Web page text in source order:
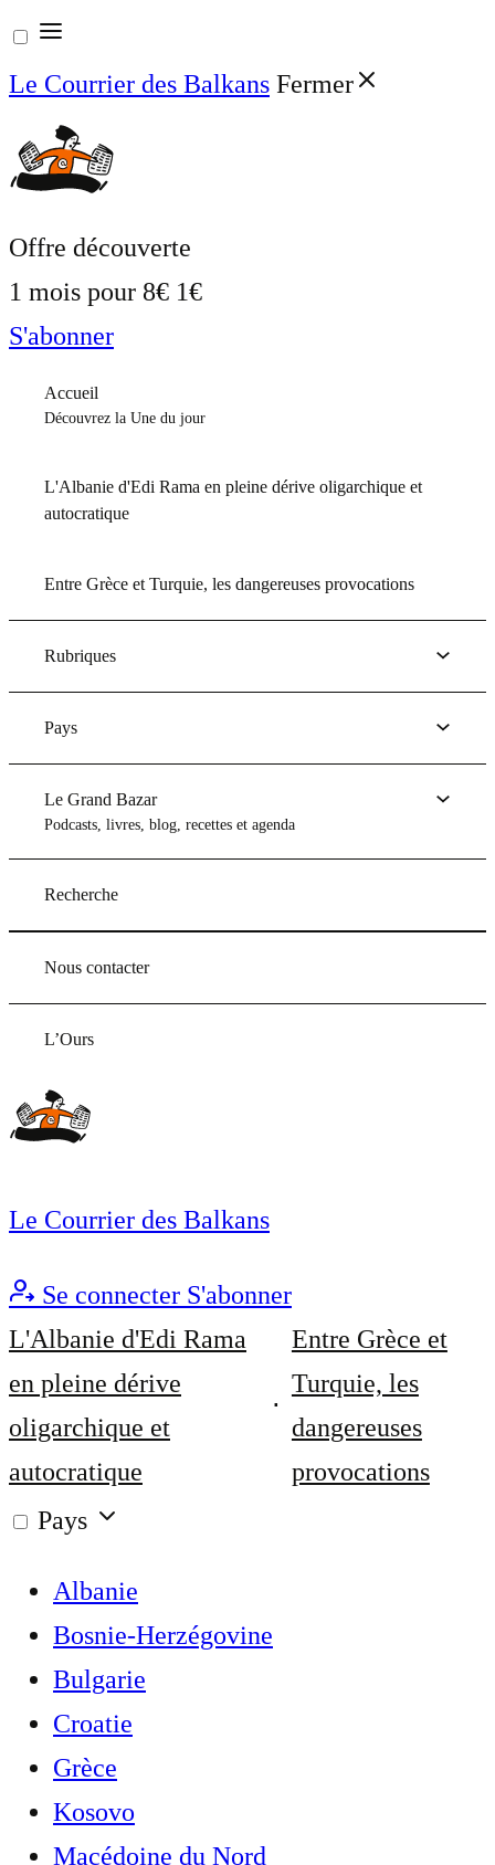
Aller
au
contenu
Le Courrier des Balkans Fermer
Offre découverte
1 mois pour 8€ 1€
S'abonner
Accueil
Découvrez la Une du jour
L'Albanie d'Edi Rama en pleine dérive oligarchique et
autocratique
Entre Grèce et Turquie, les dangereuses provocations
Rubriques
Pays
Le Grand Bazar
Podcasts, livres, blog, recettes et agenda
Recherche
Nous contacter
L’Ours
Le Courrier des Balkans
Se connecter S'abonner
L'Albanie d'Edi Rama
en pleine dérive
oligarchique et
autocratique
Entre Grèce et
Turquie, les
dangereuses
provocations
Pays
Albanie
Bosnie-Herzégovine
Bulgarie
Croatie
Grèce
Kosovo
Macédoine du Nord